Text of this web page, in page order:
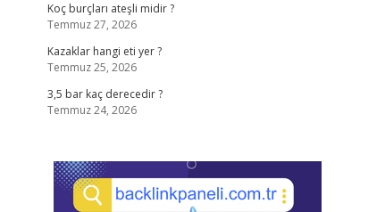
Koç burçları ateşli midir ?
Temmuz 27, 2026
Kazaklar hangi eti yer ?
Temmuz 25, 2026
3,5 bar kaç derecedir ?
Temmuz 24, 2026